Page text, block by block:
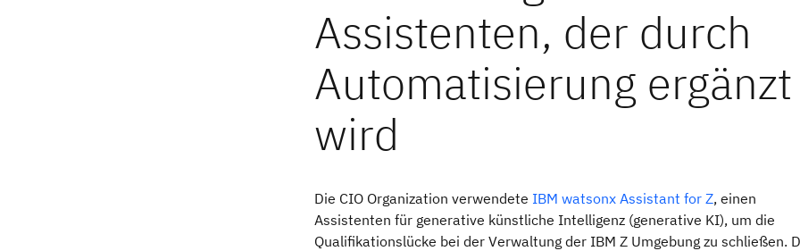
Die CIO Organization verwendete IBM watsonx Assistant for Z, einen
Assistenten für generative künstliche Intelligenz (generative KI), um die
Qualifikationslücke bei der Verwaltung der IBM Z Umgebung zu schließen.